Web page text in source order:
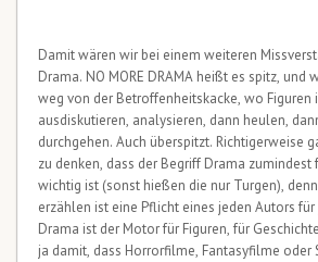
Damit wären wir bei einem weiteren
Drama. NO MORE DRAMA heißt es spitz, und
weg von der Betroffenheitskacke, wo Figuren
ausdiskutieren, analysieren, dann heulen,
durchgehen. Auch überspitzt. Richtigerweise
zu denken, dass der Begriff Drama zumindest
wichtig ist (sonst hießen die nur Turgen),
erzählen ist eine Pflicht eines jeden Autors
Drama ist der Motor für Figuren, für
ja damit, dass Horrorfilme, Fantasyfilme oder